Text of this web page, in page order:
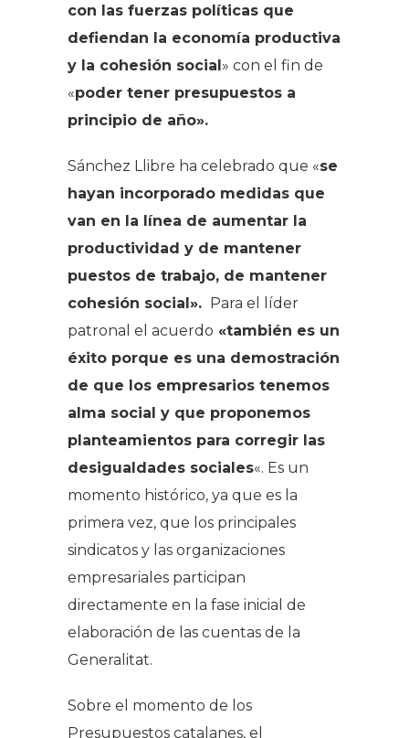
con las fuerzas políticas que
defiendan la economía productiva
y la cohesión social» con el fin de
«poder tener presupuestos a
principio de año».
Sánchez Llibre ha celebrado que «se
hayan incorporado medidas que
van en la línea de aumentar la
productividad y de mantener
puestos de trabajo, de mantener
cohesión social». Para el líder
patronal el acuerdo «también es un
éxito porque es una demostración
de que los empresarios tenemos
alma social y que proponemos
planteamientos para corregir las
desigualdades sociales«. Es un
momento histórico, ya que es la
primera vez, que los principales
sindicatos y las organizaciones
empresariales participan
directamente en la fase inicial de
elaboración de las cuentas de la
Generalitat.
Sobre el momento de los
Presupuestos catalanes, el